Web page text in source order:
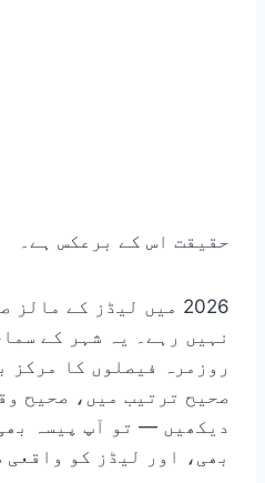
حقیقت اس کے برعکس ہے۔
2026 میں لیڈز کے
نہیں رہے۔ یہ شہر کے
روزمرہ فیصلوں کا مرکز
صحیح ترتیب میں، صحیح
دیکھیں — تو آپ پیسہ
بھی، اور لیڈز کو واقعی